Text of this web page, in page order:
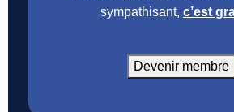
sympathisant, c’est
Devenir membre